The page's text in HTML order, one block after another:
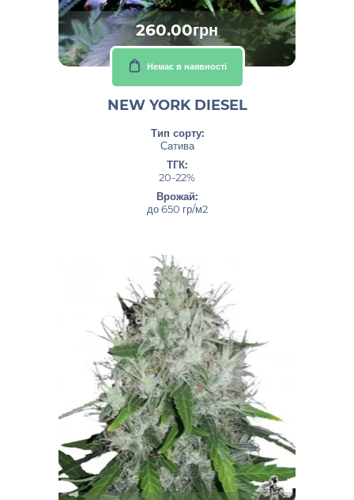
260.00грн
Немає в наявності
NEW YORK DIESEL
Тип сорту:
Сатива
ТГК:
20-22%
Врожай:
до 650 гр/м2